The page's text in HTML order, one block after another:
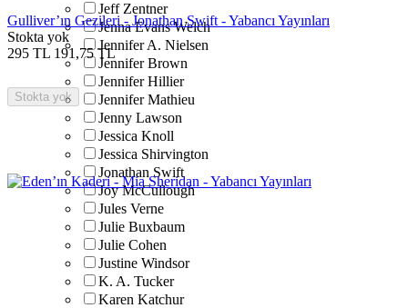
Jeff Zentner
Jenna Evans Welch
Jennifer A. Nielsen
Jennifer Brown
Jennifer Hillier
Jennifer Mathieu
Jenny Lawson
Jessica Knoll
Jessica Shirvington
Jonathan Swift
Joy McCullough
Jules Verne
Julie Buxbaum
Julie Cohen
Justine Windsor
K. A. Tucker
Karen Katchur
Gulliver’ın Gezileri - Jonathan Swift - Yabancı Yayınları
Stokta yok
295 TL 191,75 TL
Stokta yok